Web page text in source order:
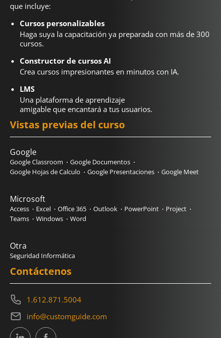
que incluye:
Cursos personalizables
Haga suya la capacitación ya preparada con más de 300
cursos.
Constructor de cursos AI
Crea cursos impresionantes en minutos con IA.
LMS
Una plataforma de aprendizaje
amigable que encantará a tus usuarios.
Vistas previas del curso
Google
Google Classroom
Google Documentos
Google Hojas de Calculo
Google Presentaciones Google Meet
Microsoft
Access Excel Office 365 Outlook PowerPoint
Project
Teams
Windows Word
Otra
Seguridad Informática
Contáctenos
1.612.871.5004
info@customguide.com